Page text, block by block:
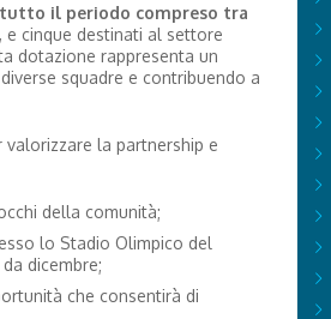
il periodo compreso tra
e cinque destinati al settore
dotazione rappresenta un
squadre e contribuendo a
valorizzare la partnership e
della comunità;
lo Stadio Olimpico del
dicembre;
che consentirà di